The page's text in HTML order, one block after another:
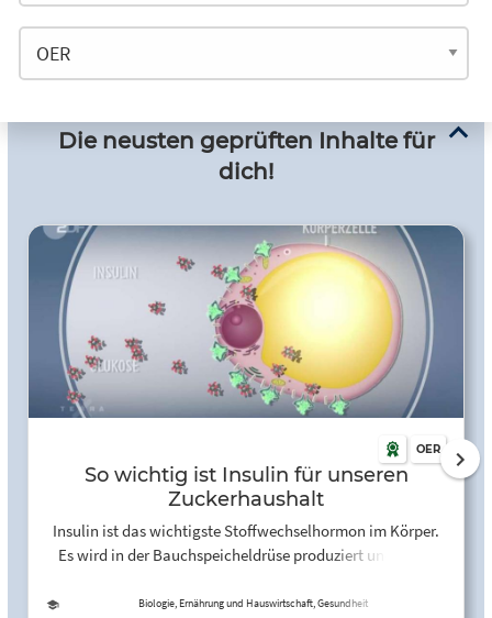
Die neusten geprüften Inhalte für
dich!
OER
So wichtig ist Insulin für unseren
Zuckerhaushalt
Insulin ist das wichtigste Stoffwechselhormon im Körper.
Es wird in der Bauchspeicheldrüse produziert und in die
transportieren.
Biologie, Ernährung und Hauswirtschaft, Gesundheit